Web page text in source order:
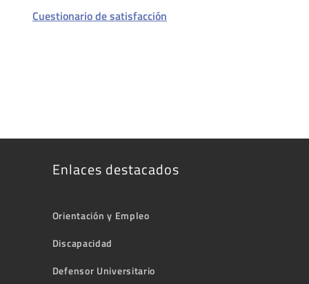
Cuestionario de satisfacción
Enlaces destacados
Orientación y Empleo
Discapacidad
Defensor Universitario